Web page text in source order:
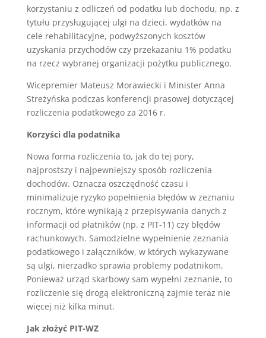
korzystaniu z odliczeń od podatku lub dochodu, np. z
tytułu przysługującej ulgi na dzieci, wydatków na
cele rehabilitacyjne, podwyższonych kosztów
uzyskania przychodów czy przekazaniu 1% podatku
na rzecz wybranej organizacji pożytku publicznego.
Wicepremier Mateusz Morawiecki i Minister Anna
Streżyńska podczas konferencji prasowej dotyczącej
rozliczenia podatkowego za 2016 r.
Korzyści dla podatnika
Nowa forma rozliczenia to, jak do tej pory,
najprostszy i najpewniejszy sposób rozliczenia
dochodów. Oznacza oszczędność czasu i
minimalizuje ryzyko popełnienia błędów w zeznaniu
rocznym, które wynikają z przepisywania danych z
informacji od płatników (np. z PIT-11) czy błędów
rachunkowych. Samodzielne wypełnienie zeznania
podatkowego i załączników, w których wykazywane
są ulgi, nierzadko sprawia problemy podatnikom.
Ponieważ urząd skarbowy sam wypełni zeznanie, to
rozliczenie się drogą elektroniczną zajmie teraz nie
więcej niż kilka minut.
Jak złożyć PIT-WZ